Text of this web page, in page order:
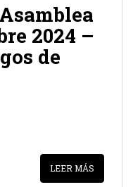
2024 –
de
LEER MÁS